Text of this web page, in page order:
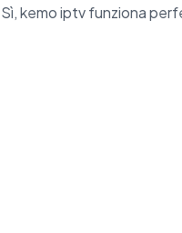
Sì, kemo iptv funziona